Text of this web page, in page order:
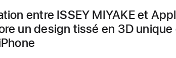
entre ISSEY MIYAKE et
un design tissé en 3D unique